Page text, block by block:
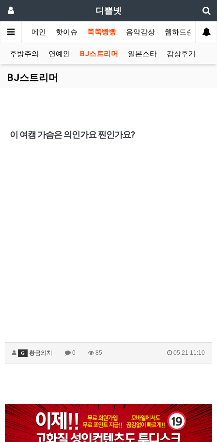
디쁠넷
메인 핫이슈 쭉쭉빵빵 음악감상 웹하드순위
후방주의 연예인 BJ스트리머 일본스타 감상후기
BJ스트리머
이 여캠 가슴은 의인가요 찐인가요?
G 황금와치 0 85 05.21 11:10